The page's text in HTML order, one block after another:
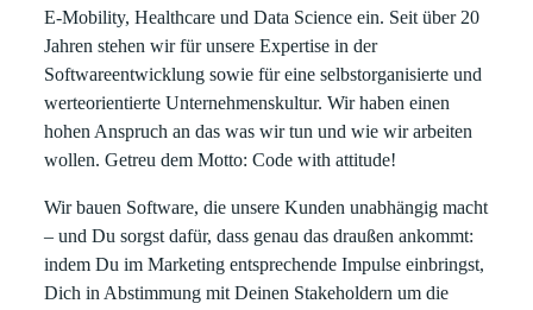
E-Mobility, Healthcare und Data Science ein. Seit über 20
Jahren stehen wir für unsere Expertise in der
Softwareentwicklung sowie für eine selbstorganisierte und
werteorientierte Unternehmenskultur. Wir haben einen
hohen Anspruch an das was wir tun und wie wir arbeiten
wollen. Getreu dem Motto: Code with attitude!
Wir bauen Software, die unsere Kunden unabhängig macht
– und Du sorgst dafür, dass genau das draußen ankommt:
indem Du im Marketing entsprechende Impulse einbringst,
Dich in Abstimmung mit Deinen Stakeholdern um die